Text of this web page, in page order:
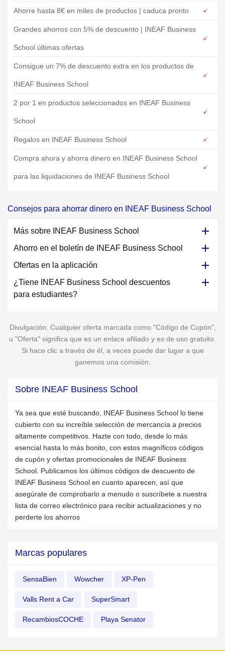
Ahorre hasta 8€ en miles de productos | caduca pronto
Grandes ahorros con 5% de descuento | INEAF Business
School últimas ofertas
Consigue un 7% de descuento extra en los productos de
INEAF Business School
2 por 1 en productos seleccionados en INEAF Business
School
Regalos en INEAF Business School
Compra ahora y ahorra dinero en INEAF Business School
para las liquidaciones de INEAF Business School
Consejos para ahorrar dinero en INEAF Business School
Más sobre INEAF Business School
Ahorro en el boletín de INEAF Business School
Ofertas en la aplicación
¿Tiene INEAF Business School descuentos
para estudiantes?
Divulgación: Cualquier oferta marcada como "Código de Cupón",
u "Oferta" significa que es un enlace afiliado y es de uso gratuito.
Si hace clic a través de él, a veces puede dar lugar a que
ganemos una comisión.
Sobre INEAF Business School
Ya sea que esté buscando, INEAF Business School lo tiene
cubierto con su increíble selección de mercancía a precios
altamente competitivos. Hazte con todo, desde lo más
esencial hasta lo más bonito, con estos magníficos códigos
de cupón y ofertas promocionales de INEAF Business
School. Publicamos los últimos códigos de descuento de
INEAF Business School en cuanto aparecen, así que
asegúrate de comprobarlo a menudo o suscríbete a nuestra
lista de correo electrónico para recibir actualizaciones y no
perderte los ahorros
Marcas populares
SensaBien Wowcher XP-Pen
Valls Rent a Car SuperSmart
RecambiosCOCHE Playa Senator